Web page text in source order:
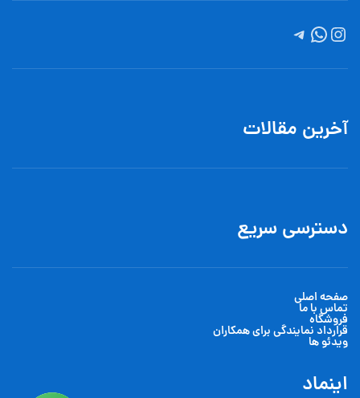
آخرین مقالات
دسترسی سریع
صفحه اصلی
تماس با ما
فروشگاه
قرارداد نمایندگی برای همکاران
ویدئو ها
اینماد